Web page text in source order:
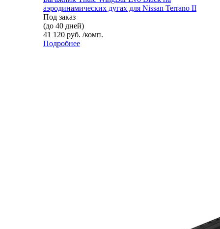
аэродинамических дугах для Nissan Terrano II
Под заказ
(до 40 дней)
41 120 руб. /комп.
Подробнее